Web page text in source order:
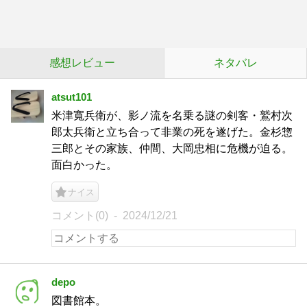
感想レビュー ネタバレ
atsut101
米津寬兵衛が、影ノ流を名乗る謎の剣客・鷲村次
郎太兵衛と立ち合って非業の死を遂げた。金杉惣
三郎とその家族、仲間、大岡忠相に危機が迫る。
面白かった。
ナイス
コメント(0) 2024/12/21
depo
図書館本。